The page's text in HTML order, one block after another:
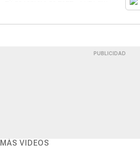
PUBLICIDAD
MÁS VIDEOS